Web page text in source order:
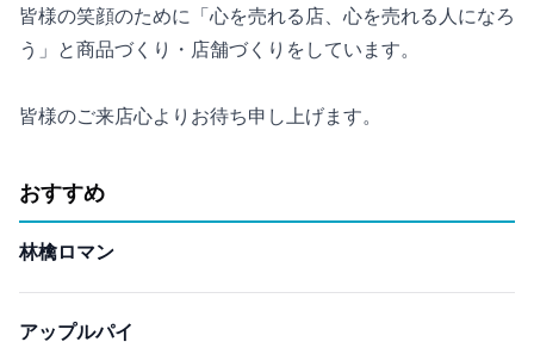
皆様の笑顔のために「心を売れる店、心を売れる人になろ
う」と商品づくり・店舗づくりをしています。
皆様のご来店心よりお待ち申し上げます。
おすすめ
林檎ロマン
アップルパイ